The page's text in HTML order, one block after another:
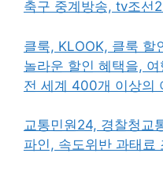
축구 중계방송, tv조선
클룩, KLOOK, 클룩 할
놀라운 할인 혜택을,
전 세계 400개 이상의
교통민원24, 경찰청교
파인, 속도위반 과태료